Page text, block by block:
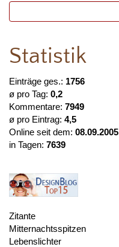
Statistik
Einträge ges.: 1756
ø pro Tag: 0,2
Kommentare: 7949
ø pro Eintrag: 4,5
Online seit dem: 08.09.2005
in Tagen: 7639
Zitante
Mitternachtsspitzen
Lebenslichter